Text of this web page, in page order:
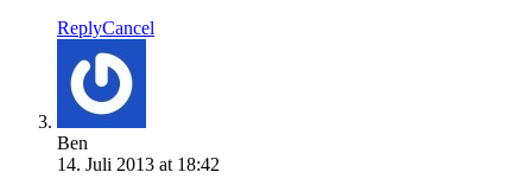
ReplyCancel
Ben
14. Juli 2013 at 18:42